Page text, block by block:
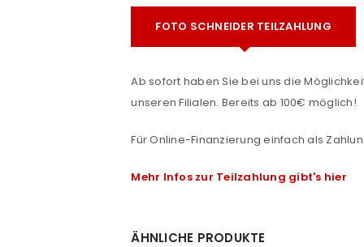
ANMELDEN
FOTO SCHNEIDER TEILZAHLUNG
Ab sofort haben Sie bei uns die
unseren Filialen. Bereits ab 100€ möglich!
Für Online-Finanzierung einfach als
Mehr Infos zur Teilzahlung gibt's hier
ÄHNLICHE PRODUKTE